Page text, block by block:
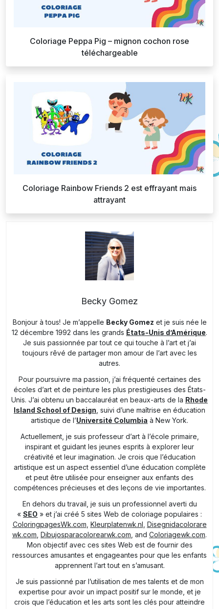
Coloriage Peppa Pig – mignon cochon rose
téléchargeable
Coloriage Rainbow Friends 2 est effrayant mais
attrayant
Becky Gomez
Bonjour à tous! Je m’appelle Becky Gomez et je suis née le
12 décembre 1992 dans les grands États-Unis d’Amérique.
Je suis passionnée par tout ce qui touche à l’art et j’ai
toujours rêvé de partager mon amour de l’art avec les
autres.
Pour poursuivre ma passion, j’ai fréquenté certaines des
écoles d’art et de peinture les plus prestigieuses des États-
Unis. J’ai obtenu un baccalauréat en beaux-arts de la Rhode
Island School of Design , suivi d’une maîtrise en éducation
artistique de l’Université Columbia à New York.
Actuellement, je suis professeur d’art à l’école primaire,
inspirant et guidant les jeunes esprits à explorer leur
créativité et leur imagination. Je crois que l’éducation
artistique est un aspect essentiel d’une éducation complète
et peut être utilisée pour enseigner aux enfants des
compétences précieuses et des leçons de vie importantes.
En dehors du travail, je suis un professionnel averti du
« SEO » et j’ai créé 5 sites Web de coloriage populaires :
ColoringpagesWk.com Kleurplatenwk.nl Disegnidacolorare
wk.com Dibujosparacolorearwk.com , and Coloriagewk.com.
Mon objectif avec ces sites Web est de fournir des
ressources amusantes et engageantes pour que les enfants
apprennent l’art tout en s’amusant.
Je suis passionné par l’utilisation de mes talents et de mon
expertise pour avoir un impact positif sur le monde, et je
crois que l’éducation et les arts sont les clés pour atteindre